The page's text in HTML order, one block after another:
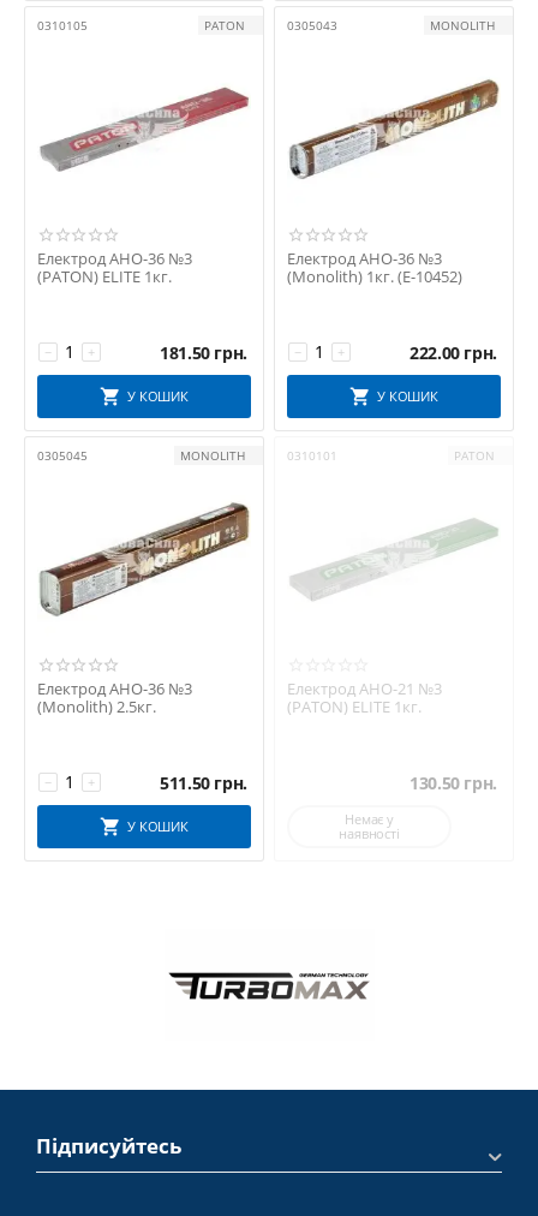
0310105 PATON
Електрод АНО-36 №3
(PATON) ELITE 1кг.
+
− 181.50 грн.
У КОШИК
0305043 MONOLITH
Електрод АНО-36 №3
(Monolith) 1кг. (Е-10452)
+
− 222.00 грн.
У КОШИК
0305045 MONOLITH
Електрод АНО-36 №3
(Monolith) 2.5кг.
+
− 511.50 грн.
У КОШИК
0310101 PATON
Електрод АНО-21 №3
(PATON) ELITE 1кг.
130.50 грн.
Немає у
наявності
Підписуйтесь